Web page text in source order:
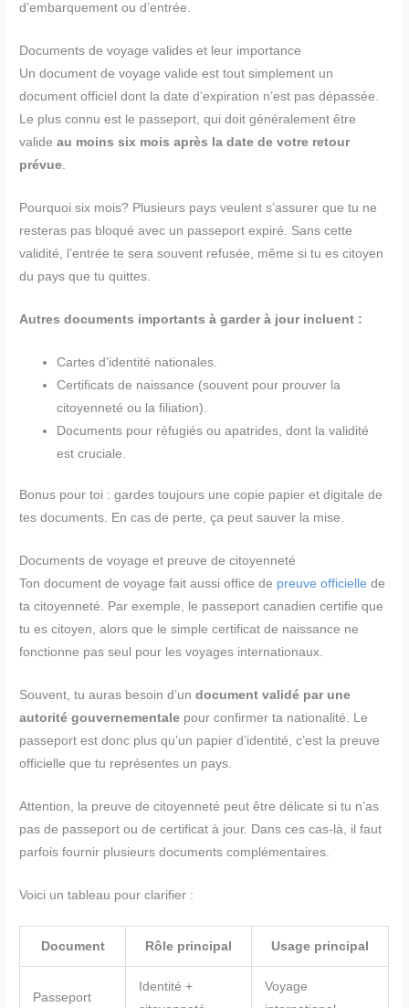
d’embarquement ou d’entrée.
Documents de voyage valides et leur importance
Un document de voyage valide est tout simplement un
document officiel dont la date d’expiration n’est pas dépassée.
Le plus connu est le passeport, qui doit généralement être
valideau moins six mois après la date de votre retour
prévue
Pourquoi six mois? Plusieurs pays veulent s’assurer que tu ne
resteras pas bloqué avec un passeport expiré. Sans cette
validité, l’entrée te sera souvent refusée, même si tu es citoyen
du pays que tu quittes.
Autres documents importants à garder à jour incluent :
Cartes d’identité nationales.
Certificats de naissance (souvent pour prouver la
citoyenneté ou la filiation).
Documents pour réfugiés ou apatrides, dont la validité
est cruciale.
Bonus pour toi : gardes toujours une copie papier et digitale de
tes documents. En cas de perte, ça peut sauver la mise.
Documents de voyage et preuve de citoyenneté
Ton document de voyage fait aussi office de preuve officielle de
ta citoyenneté. Par exemple, le passeport canadien certifie que
tu es citoyen, alors que le simple certificat de naissance ne
fonctionne pas seul pour les voyages internationaux.
Souvent, tu auras besoin d’undocument validé par une
autorité gouvernementale pour confirmer ta nationalité. Le
passeport est donc plus qu’un papier d’identité, c’est la preuve
officielle que tu représentes un pays.
Attention, la preuve de citoyenneté peut être délicate si tu n’as
pas de passeport ou de certificat à jour. Dans ces cas-là, il faut
parfois fournir plusieurs documents complémentaires.
Voici un tableau pour clarifier :
Document Rôle principal Usage principal
Passeport
Identité +
Voyage